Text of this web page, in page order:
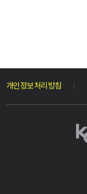
개인정보처리방침